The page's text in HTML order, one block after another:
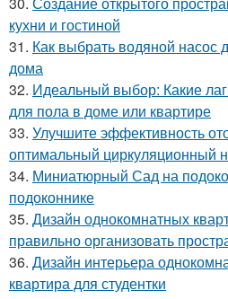
кухни и гостиной
31. Как выбрать водяной насос
дома
32. Идеальный выбор: Какие
для пола в доме или квартире
33. Улучшите эффективность
оптимальный циркуляционный
34. Миниатюрный Сад на
подоконнике
35. Дизайн однокомнатных
правильно организовать
36. Дизайн интерьера
квартира для студентки